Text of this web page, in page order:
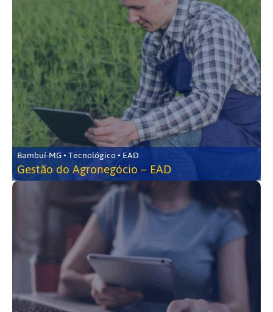
Bambuí-MG • Tecnológico • EAD
Gestão do Agronegócio – EAD